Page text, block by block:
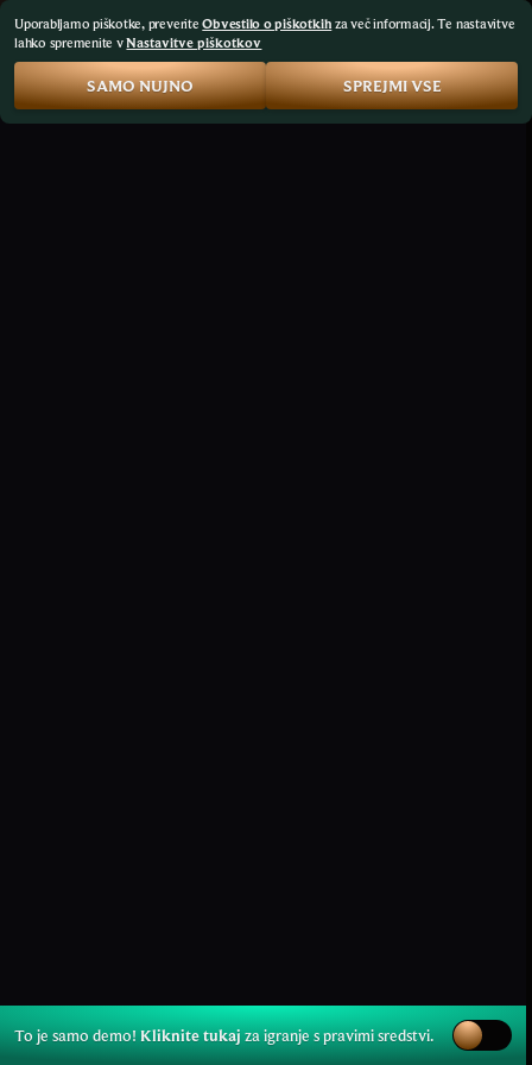
To je samo demo!Kliknite tukajza igranje s pravimi sredstvi.
Uporabljamo piškotke, preveriteObvestilo o piškotkih za več informacij. Te nastavitve
lahko spremenite vNastavitve piškotkov
SAMO NUJNO SPREJMI VSE